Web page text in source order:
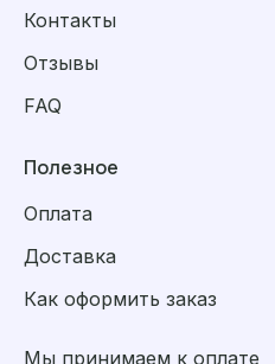
Контакты
Отзывы
FAQ
Полезное
Оплата
Доставка
Как оформить заказ
Мы принимаем к оплате